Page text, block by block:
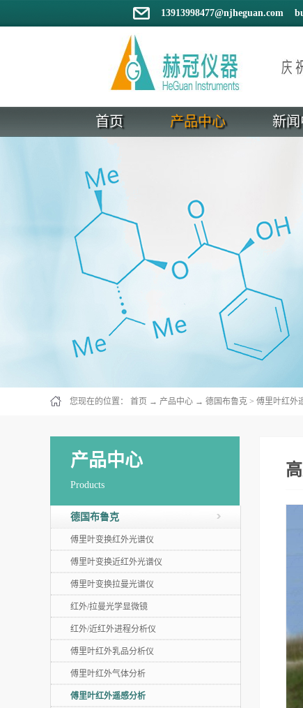
13913998477@njheguan.com
首页 产品中心 新
您现在的位置： 首页 → 产品中心 → 德国布鲁克 > 傅里叶红外
产品中心
Products
德国布鲁克
傅里叶变换红外光谱仪
傅里叶变换近红外光谱仪
傅里叶变换拉曼光谱仪
红外/拉曼光学显微镜
红外/近红外进程分析仪
傅里叶红外乳品分析仪
傅里叶红外气体分析
傅里叶红外遥感分析